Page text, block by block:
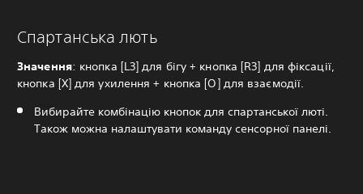
Спартанська лють
Значення: кнопка [L3] для бігу + кнопка [R3] для фіксації,
кнопка [X] для ухилення + кнопка [O] для взаємодії.
Вибирайте комбінацію кнопок для спартанської люті.
Також можна налаштувати команду сенсорної панелі.